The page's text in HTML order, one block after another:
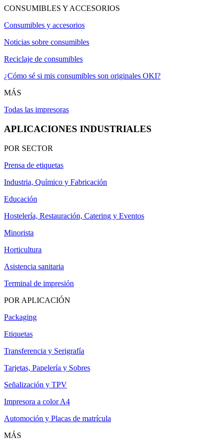
CONSUMIBLES Y ACCESORIOS
Consumibles y accesorios
Noticias sobre consumibles
Reciclaje de consumibles
¿Cómo sé si mis consumibles son originales OKI?
MÁS
Todas las impresoras
APLICACIONES INDUSTRIALES
POR SECTOR
Prensa de etiquetas
Industria, Químico y Fabricación
Educación
Hostelería, Restauración, Catering y Eventos
Minorista
Horticultura
Asistencia sanitaria
Terminal de impresión
POR APLICACIÓN
Packaging
Etiquetas
Transferencia y Serigrafía
Tarjetas, Papelería y Sobres
Señalización y TPV
Impresora a color A4
Automoción y Placas de matrícula
MÁS